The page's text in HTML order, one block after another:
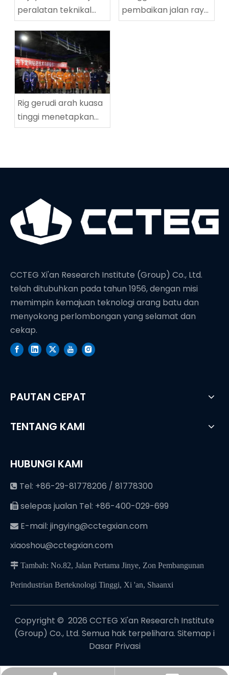
peralatan teknikal
penggerudian
lingkaran tinggi
ZDY2800LG
pembaikan jalan raya
yang berjaya di
Rig gerudi arah kuasa
tinggi menetapkan
rekod dunia baru
CCTEG Xi'an Research Institute (Group) Co., Ltd.
telah ditubuhkan pada tahun 1956, dengan misi
memimpin kemajuan teknologi arang batu dan
menyokong perlombongan yang selamat dan
cekap.
PAUTAN CEPAT
TENTANG KAMI
HUBUNGI KAMI
 Tel: +86-29-81778206 / 81778300
 selepas jualan Tel: +86-400-029-699
 E-mail: jingying@cctegxian.com
xiaoshou@cctegxian.com
 Tambah: No.82, Jalan Pertama Jinye, Zon Pembangunan
Perindustrian Berteknologi Tinggi, Xi 'an, Shaanxi
Copyright © ️ 2026 CCTEG Xi'an Research Institute
(Group) Co., Ltd. Semua hak terpelihara. Sitemap i
Dasar Privasi